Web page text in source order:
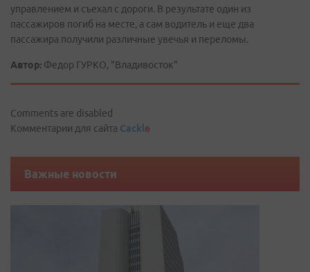
управлением и съехал с дороги. В результате один из
пассажиров погиб на месте, а сам водитель и еще два
пассажира получили различные увечья и переломы.
Автор: Федор ГУРКО, "Владивосток"
Comments are disabled
Комментарии для сайта Cackle
Важные новости